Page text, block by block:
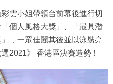
雲小姐帶領台前幕後進行切
個人風格大獎」、「最具潛
，一眾佳麗其後並以泳裝亮
2021》 香港區決賽造勢！